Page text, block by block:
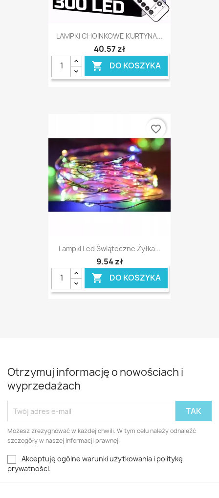
LAMPKI CHOINKOWE KURTYNA...
40,57 zł
 DO KOSZYKA
Lampki Led Świąteczne Żyłka...
9,54 zł
 DO KOSZYKA
favorite_border
Otrzymuj informację o nowościach i
wyprzedażach
Możesz zrezygnować w każdej chwili. W tym celu należy odnaleźć
szczegóły w naszej informacji prawnej.
Akceptuję ogólne warunki użytkowania i politykę
prywatności.